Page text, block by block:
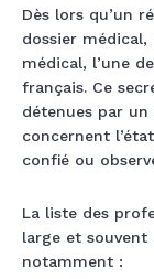
Dès lors qu’un
dossier
médical, l’une
français. Ce
détenues par un
concernent
confié ou
La liste des
large et
notamment :